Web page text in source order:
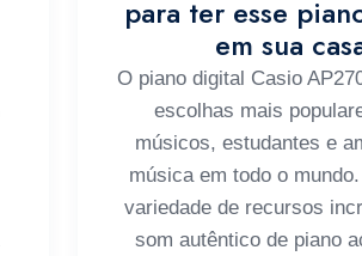
para ter esse
em sua
O piano digital Casio
escolhas mais
músicos, estudantes e
música em todo o
variedade de recursos
som autêntico de piano